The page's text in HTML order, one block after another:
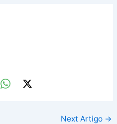
Next Artigo →